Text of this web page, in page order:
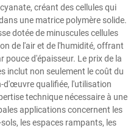
créant des cellules qui
une matrice polymère solide.
dotée de minuscules cellules
de l'air et de l'humidité, offrant
pouce d'épaisseur. Le prix de la
inclut non seulement le coût du
d'œuvre qualifiée, l'utilisation
technique nécessaire à une
applications concernent les
les espaces rampants, les